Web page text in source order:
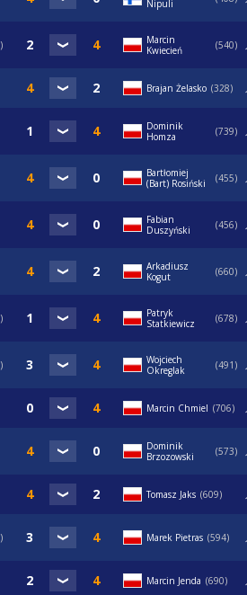
Nipuli
Marcin
Kwiecień
540
Brajan Żelasko 328
Dominik
Homza
739
Bartłomiej
(Bart) Rosiński
455
Fabian
Duszyński
456
Arkadiusz
Kogut
660
Patryk
Statkiewicz
678
Wojciech
Okreglak
491
Marcin Chmiel 706
Dominik
Brzozowski
573
Tomasz Jaks 609
Marek Pietras 594
Marcin Jenda 690